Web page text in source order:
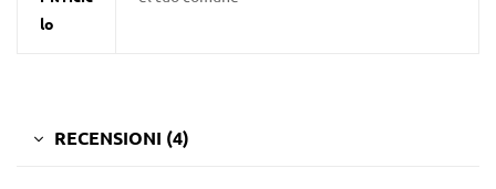
lo
RECENSIONI (4)